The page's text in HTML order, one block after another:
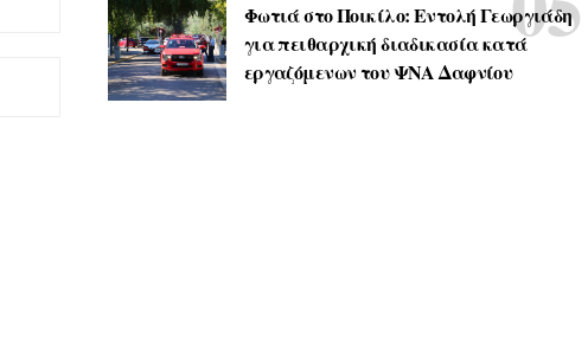
Φωτιά στο Ποικίλο: Εντολή Γεωργιάδη
για πειθαρχική διαδικασία κατά
εργαζόμενων του ΨΝΑ Δαφνίου